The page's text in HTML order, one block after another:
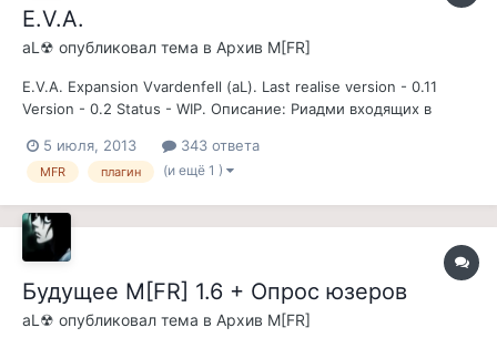
E.V.A.
aL☢ опубликовал тема в Архив M[FR]
E.V.A. Expansion Vvardenfell (aL). Last realise version - 0.11
Version - 0.2 Status - WIP. Описание: Риадми входящих в
Лог версий В этой теме отписываемся всевозможными
идеями про разработке модпака, а так...
5 июля, 2013 343 ответа
MFR плагин (и ещё 1 )
Будущее M[FR] 1.6 + Опрос юзеров
aL☢ опубликовал тема в Архив M[FR]